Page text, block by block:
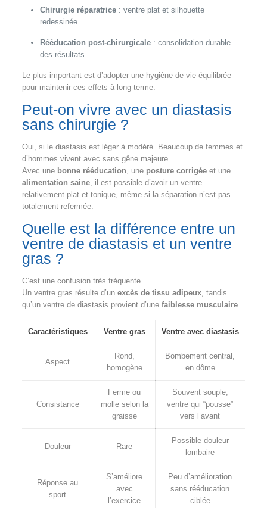
Chirurgie réparatrice: ventre plat et silhouette
redessinée.
Rééducation post-chirurgicale: consolidation durable
des résultats.
Le plus important est d’adopter une hygiène de vie équilibrée
pour maintenir ces effets à long terme.
Peut-on vivre avec un diastasis
sans chirurgie ?
Oui, si le diastasis est léger à modéré. Beaucoup de femmes et
d’hommes vivent avec sans gêne majeure.
Avec une bonne rééducation, une posture corrigéeet une
alimentation saine, il est possible d’avoir un ventre
relativement plat et tonique, même si la séparation n’est pas
totalement refermée.
Quelle est la différence entre un
ventre de diastasis et un ventre
gras ?
C’est une confusion très fréquente.
Un ventre gras résulte d’un excès de tissu adipeux, tandis
qu’un ventre de diastasis provient d’une faiblesse musculaire.
Caractéristiques Ventre gras Ventre avec diastasis
Aspect
Rond,
homogène
Bombement central,
en dôme
Consistance
Ferme ou
molle selon la
graisse
Souvent souple,
ventre qui “pousse”
vers l’avant
Douleur Rare
Possible douleur
lombaire
Réponse au
sport
S’améliore
avec
l’exercice
Peu d’amélioration
sans rééducation
ciblée